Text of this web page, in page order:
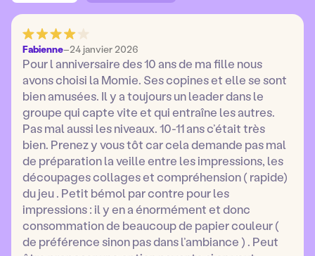
Fabienne–24 janvier 2026
Pour l anniversaire des 10 ans de ma fille nous
avons choisi la Momie. Ses copines et elle se sont
bien amusées. Il y a toujours un leader dans le
groupe qui capte vite et qui entraîne les autres.
Pas mal aussi les niveaux. 10-11 ans c’était très
bien. Prenez y vous tôt car cela demande pas mal
de préparation la veille entre les impressions, les
découpages collages et compréhension ( rapide)
du jeu . Petit bémol par contre pour les
impressions : il y en a énormément et donc
consommation de beaucoup de papier couleur (
de préférence sinon pas dans l’ambiance ) . Peut